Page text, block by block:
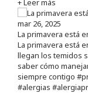
mar 26, 2025
La primavera está
La primavera está
llegan los temidos
saber cómo
siempre contigo
#alergias